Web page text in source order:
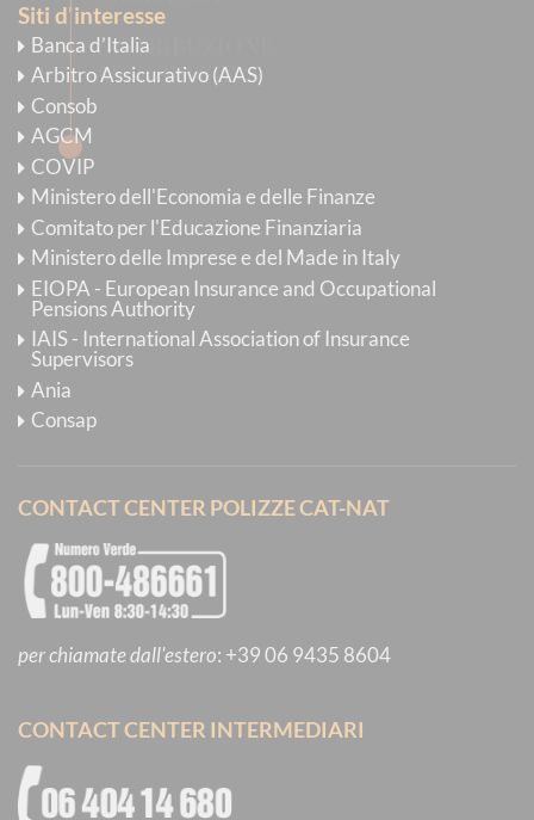
DISTRIBUZIONE
ASSICURATIVA
Siti d'interesse
Banca d’Italia
Arbitro Assicurativo (AAS)
Consob
AGCM
COVIP
Ministero dell'Economia e delle Finanze
Comitato per l'Educazione Finanziaria
Ministero delle Imprese e del Made in Italy
EIOPA - European Insurance and Occupational
Pensions Authority
IAIS - International Association of Insurance
Supervisors
Ania
Consap
CONTACT CENTER POLIZZE CAT-NAT
per chiamate dall'estero: +39 06 9435 8604
CONTACT CENTER INTERMEDIARI